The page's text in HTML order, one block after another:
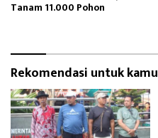
Tanam 11.000 Pohon
Rekomendasi untuk kamu